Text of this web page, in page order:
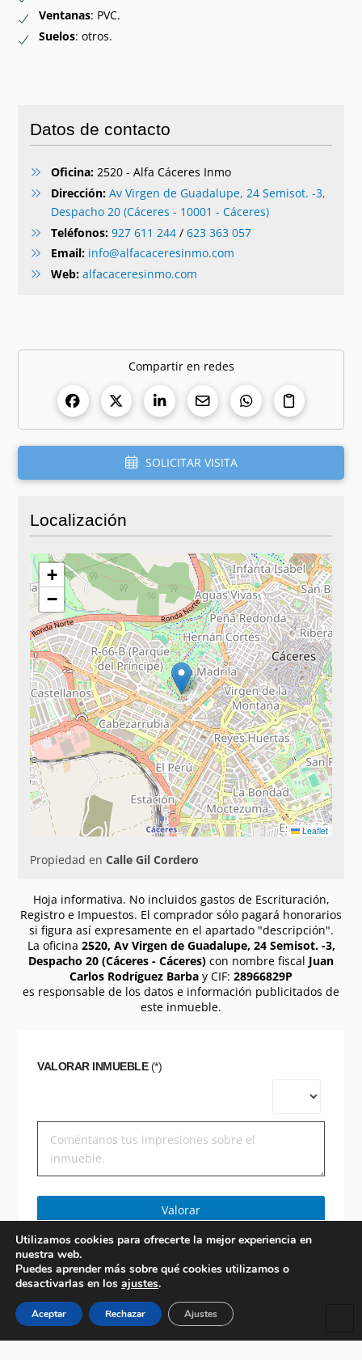
Ventanas: PVC.
Suelos: otros.
Datos de contacto
Oficina:2520 - Alfa Cáceres Inmo
Dirección: Av Virgen de Guadalupe, 24 Semisot. -3,
Despacho 20 (Cáceres - 10001 - Cáceres)
Teléfonos: 927 611 244/ 623 363 057
Email: info@alfacaceresinmo.com
Web: alfacaceresinmo.com
Compartir en redes
SOLICITAR VISITA
Localización
+
−
Leaflet
Propiedad enCalle Gil Cordero
Hoja informativa. No incluidos gastos de Escrituración,
Registro e Impuestos. El comprador sólo pagará honorarios
si figura así expresamente en el apartado "descripción".
La oficina 2520, Av Virgen de Guadalupe, 24 Semisot. -3,
Despacho 20 (Cáceres - Cáceres) con nombre fiscal Juan
Carlos Rodríguez Barba y CIF: 28966829P
es responsable de los datos e información publicitados de
este inmueble.
VALORAR INMUEBLE(*)
Valorar
Utilizamos cookies para ofrecerte la mejor experiencia en
nuestra web.
Puedes aprender más sobre qué cookies utilizamos o
desactivarlas en los ajustes.
Aceptar Rechazar Ajustes